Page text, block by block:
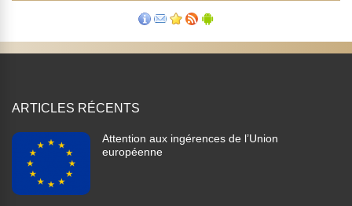
ARTICLES RÉCENTS
Attention aux ingérences de l’Union
européenne